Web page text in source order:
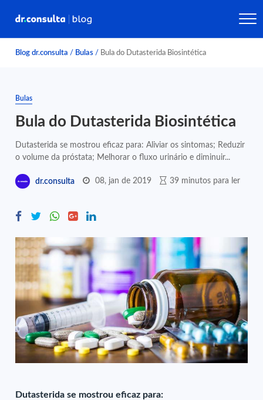
Blog dr.consulta / Bulas / Bula do Dutasterida Biosintética
Bulas
Bula do Dutasterida Biosintética
Dutasterida se mostrou eficaz para: Aliviar os sintomas; Reduzir
o volume da próstata; Melhorar o fluxo urinário e diminuir...
dr.consulta 08, jan de 2019 39 minutos para ler
Dutasterida se mostrou eficaz para: